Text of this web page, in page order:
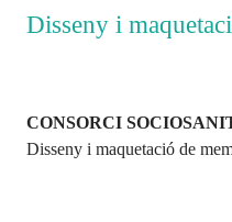
Disseny i
CONSORCI
Disseny i maquetació de